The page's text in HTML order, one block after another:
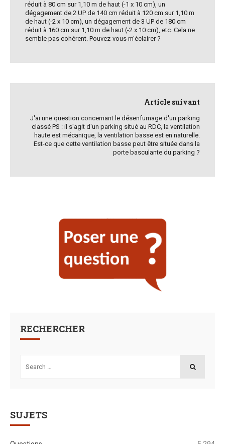
réduit à 80 cm sur 1,10 m de haut (-1 x 10 cm), un
dégagement de 2 UP de 140 cm réduit à 120 cm sur 1,10 m
de haut (-2 x 10 cm), un dégagement de 3 UP de 180 cm
réduit à 160 cm sur 1,10 m de haut (-2 x 10 cm), etc. Cela ne
semble pas cohérent. Pouvez-vous m'éclairer ?
Article suivant
J'ai une question concernant le désenfumage d'un parking
classé PS : il s'agit d'un parking situé au RDC, la ventilation
haute est mécanique, la ventilation basse est en naturelle.
Est-ce que cette ventilation basse peut être située dans la
porte basculante du parking ?
RECHERCHER
for:
SUJETS